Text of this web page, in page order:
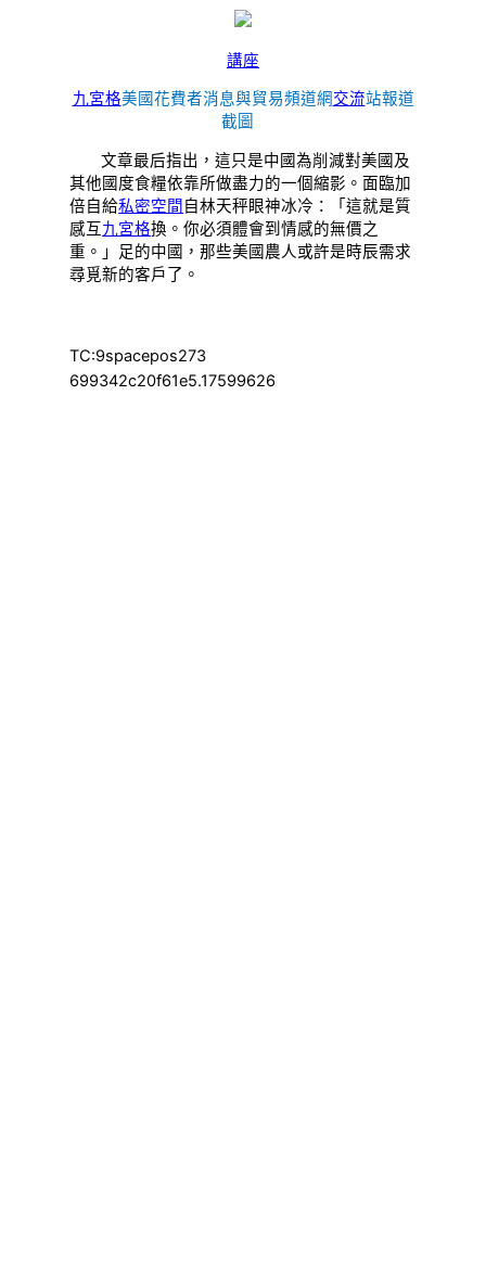
講座
九宮格美國花費者消息與貿易頻道網交流站報道
截圖
文章最后指出，這只是中國為削減對美國及
其他國度食糧依靠所做盡力的一個縮影。面臨加
倍自給私密空間 自林天秤眼神冰冷：「這就是質
感互九宮格換。你必須體會到情感的無價之
重。」足的中國，那些美國農人或許是時辰需求
尋覓新的客戶了。
TC:9spacepos273
699342c20f61e5.17599626